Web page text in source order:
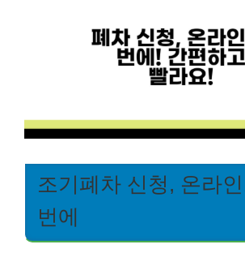
조기폐차 신청, 온라
번에